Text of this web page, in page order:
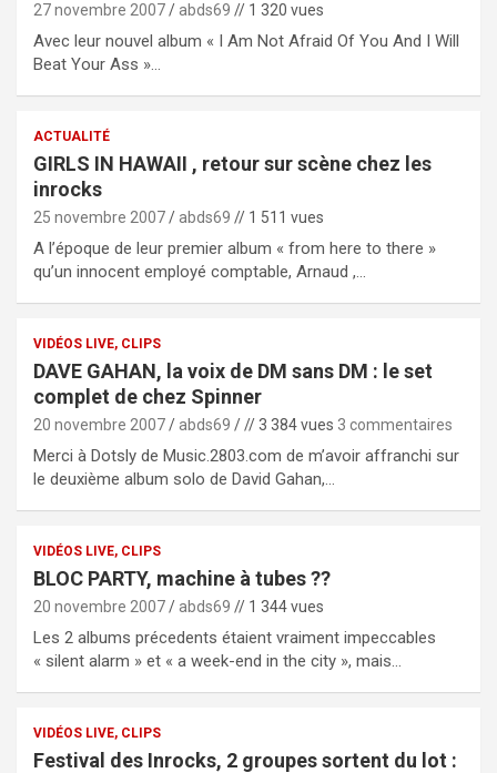
27 novembre 2007 abds69 // 1 320 vues
Avec leur nouvel album « I Am Not Afraid Of You And I Will
Beat Your Ass »…
ACTUALITÉ
GIRLS IN HAWAII , retour sur scène chez les
inrocks
25 novembre 2007 abds69 // 1 511 vues
A l’époque de leur premier album « from here to there »
qu’un innocent employé comptable, Arnaud ,…
VIDÉOS LIVE, CLIPS
DAVE GAHAN, la voix de DM sans DM : le set
complet de chez Spinner
20 novembre 2007 abds69 // 3 384 vues 3 commentaires
Merci à Dotsly de Music.2803.com de m’avoir affranchi sur
le deuxième album solo de David Gahan,…
VIDÉOS LIVE, CLIPS
BLOC PARTY, machine à tubes ??
20 novembre 2007 abds69 // 1 344 vues
Les 2 albums précedents étaient vraiment impeccables
« silent alarm » et « a week-end in the city », mais…
VIDÉOS LIVE, CLIPS
Festival des Inrocks, 2 groupes sortent du lot :